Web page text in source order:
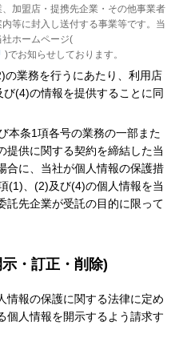
加盟店・提携先企業・その他事業者
等に封入し送付する事業等です。当
ホームページ(
)でお知らせしております。
業務を行うにあたり、利用店
(4)の情報を提供することに同
本条1項各号の業務の一部また
提供に関する契約を締結した当
合に、当社が個人情報の保護措
(1)、(2)及び(4)の個人情報を当
託先企業が受託の目的に限って
・訂正・削除)
情報の保護に関する法律に定め
個人情報を開示するよう請求す